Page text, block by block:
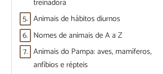
treinadora
5. Animais de hábitos diurnos
6. Nomes de animais de A a Z
7. Animais do Pampa: aves, mamíferos,
anfíbios e répteis